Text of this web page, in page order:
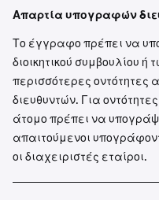
Απαρτία υπογραφών
Το έγγραφο πρέπει να
διοικητικού συμβουλίου ή
περισσότερες οντότητες
διευθυντών. Για
άτομο πρέπει να
απαιτούμενοι
οι διαχειριστές εταίροι.